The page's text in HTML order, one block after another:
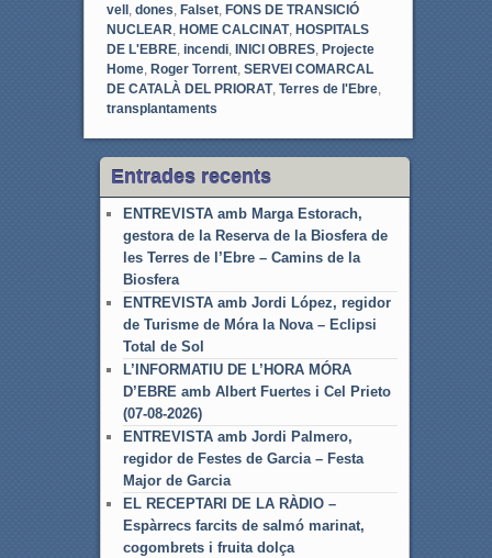
vell , dones, Falset, FONS DE TRANSICIÓ
NUCLEAR, HOME CALCINAT, HOSPITALS
DE L'EBRE, incendi, INICI OBRES, Projecte
Home, Roger Torrent, SERVEI COMARCAL
DE CATALÀ DEL PRIORAT, Terres de l'Ebre,
transplantaments
Entrades recents
ENTREVISTA amb Marga Estorach,
gestora de la Reserva de la Biosfera de
les Terres de l’Ebre – Camins de la
Biosfera
ENTREVISTA amb Jordi López, regidor
de Turisme de Móra la Nova – Eclipsi
Total de Sol
L’INFORMATIU DE L’HORA MÓRA
D’EBRE amb Albert Fuertes i Cel Prieto
(07-08-2026)
ENTREVISTA amb Jordi Palmero,
regidor de Festes de Garcia – Festa
Major de Garcia
EL RECEPTARI DE LA RÀDIO –
Espàrrecs farcits de salmó marinat,
cogombrets i fruita dolça